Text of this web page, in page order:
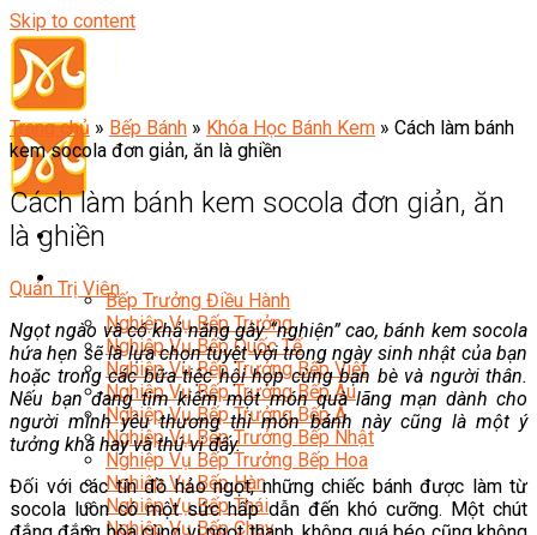
Skip to content
Đầu Bếp
Bếp Trưởng Điều Hành
Nghiệp Vụ Bếp Trưởng
Nghiệp Vụ Bếp Quốc Tế
Nghiệp Vụ Bếp Trưởng Bếp Việt
Nghiệp Vụ Bếp Trưởng Bếp Âu
Nghiệp Vụ Bếp Trưởng Bếp Á
Nghiệp Vụ Bếp Trưởng Bếp Nhật
Nghiệp Vụ Bếp Trưởng Bếp Hoa
Nghiệp Vụ Bếp Hàn
Nghiệp Vụ Bếp Thái
Nghiệp Vụ Bếp Chay
Trang chủ » Bếp Bánh » Khóa Học Bánh Kem » Cách làm bánh
kem socola đơn giản, ăn là ghiền
Cách làm bánh kem socola đơn giản, ăn
là ghiền
Quản Trị Viên
Ngọt ngào và có khả năng gây “nghiện” cao, bánh kem socola
hứa hẹn sẽ là lựa chọn tuyệt vời trong ngày sinh nhật của bạn
hoặc trong các bữa tiệc hội họp cùng bạn bè và người thân.
Nếu bạn đang tìm kiếm một món quà lãng mạn dành cho
người mình yêu thương thì món bánh này cũng là một ý
tưởng khá hay và thú vị đấy.
Đối với các tín đồ hảo ngọt, những chiếc bánh được làm từ
socola luôn có một sức hấp dẫn đến khó cưỡng. Một chút